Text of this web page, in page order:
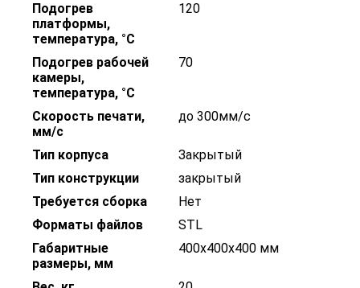
Подогрев
платформы,
температура, °С
120
Подогрев рабочей
камеры,
температура, °С
70
Скорость печати,
мм/с
до 300мм/с
Тип корпуса
Закрытый
Тип конструкции
закрытый
Требуется сборка
Нет
Форматы файлов
STL
Габаритные
размеры, мм
400х400х400 мм